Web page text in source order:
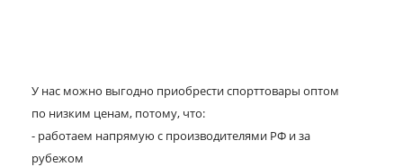
У нас можно выгодно приобрести спорттовары оптом
по низким ценам, потому, что:
- работаем напрямую с производителями РФ и за
рубежом